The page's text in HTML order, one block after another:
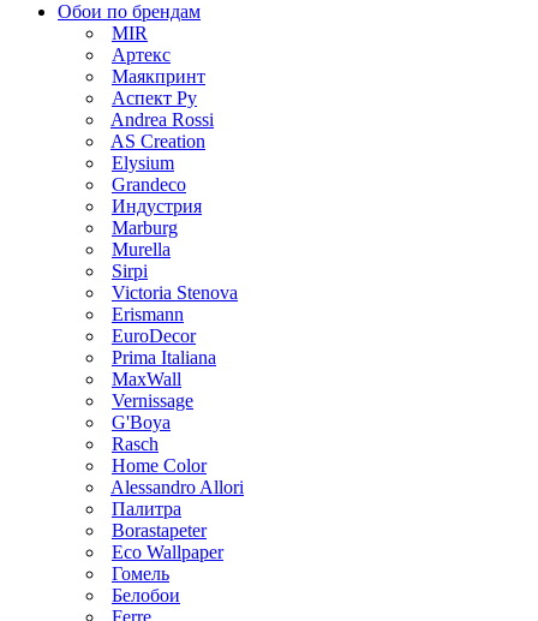
Обои по брендам
MIR
Артекс
Маякпринт
Аспект Ру
Andrea Rossi
AS Creation
Elysium
Grandeco
Индустрия
Marburg
Murella
Sirpi
Victoria Stenova
Erismann
EuroDecor
Prima Italiana
MaxWall
Vernissage
G'Boya
Rasch
Home Color
Alessandro Allori
Палитра
Borastapeter
Eco Wallpaper
Гомель
Белобои